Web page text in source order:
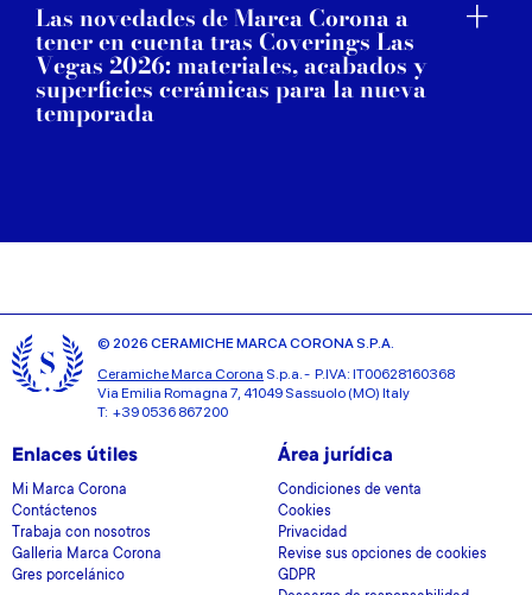
Las novedades de Marca Corona a
tener en cuenta tras Coverings Las
Vegas 2026: materiales, acabados y
superficies cerámicas para la nueva
temporada
© 2026 CERAMICHE MARCA CORONA S.P.A.
Ceramiche Marca Corona S.p.a. - P.IVA: IT00628160368
Via Emilia Romagna 7, 41049 Sassuolo (MO) Italy
T: +39 0536 867200
Enlaces útiles
Mi Marca Corona
Contáctenos
Trabaja con nosotros
Galleria Marca Corona
Gres porcelánico
Área jurídica
Condiciones de venta
Cookies
Privacidad
Revise sus opciones de cookies
GDPR